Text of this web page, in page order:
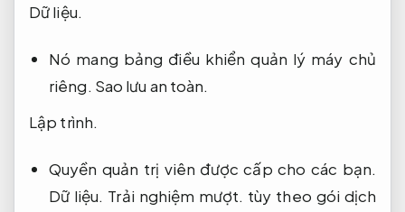
Dữ liệu.
Nó mang bảng điều khiển quản lý máy chủ
riêng. Sao lưu an toàn.
Lập trình.
Quyền quản trị viên được cấp cho các bạn.
Dữ liệu. Trải nghiệm mượt. tùy theo gói dịch